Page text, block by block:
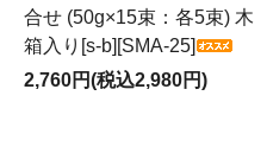
合せ (50g×15束：各5束) 木
箱入り[s-b][SMA-25]
2,760円(税込2,980円)